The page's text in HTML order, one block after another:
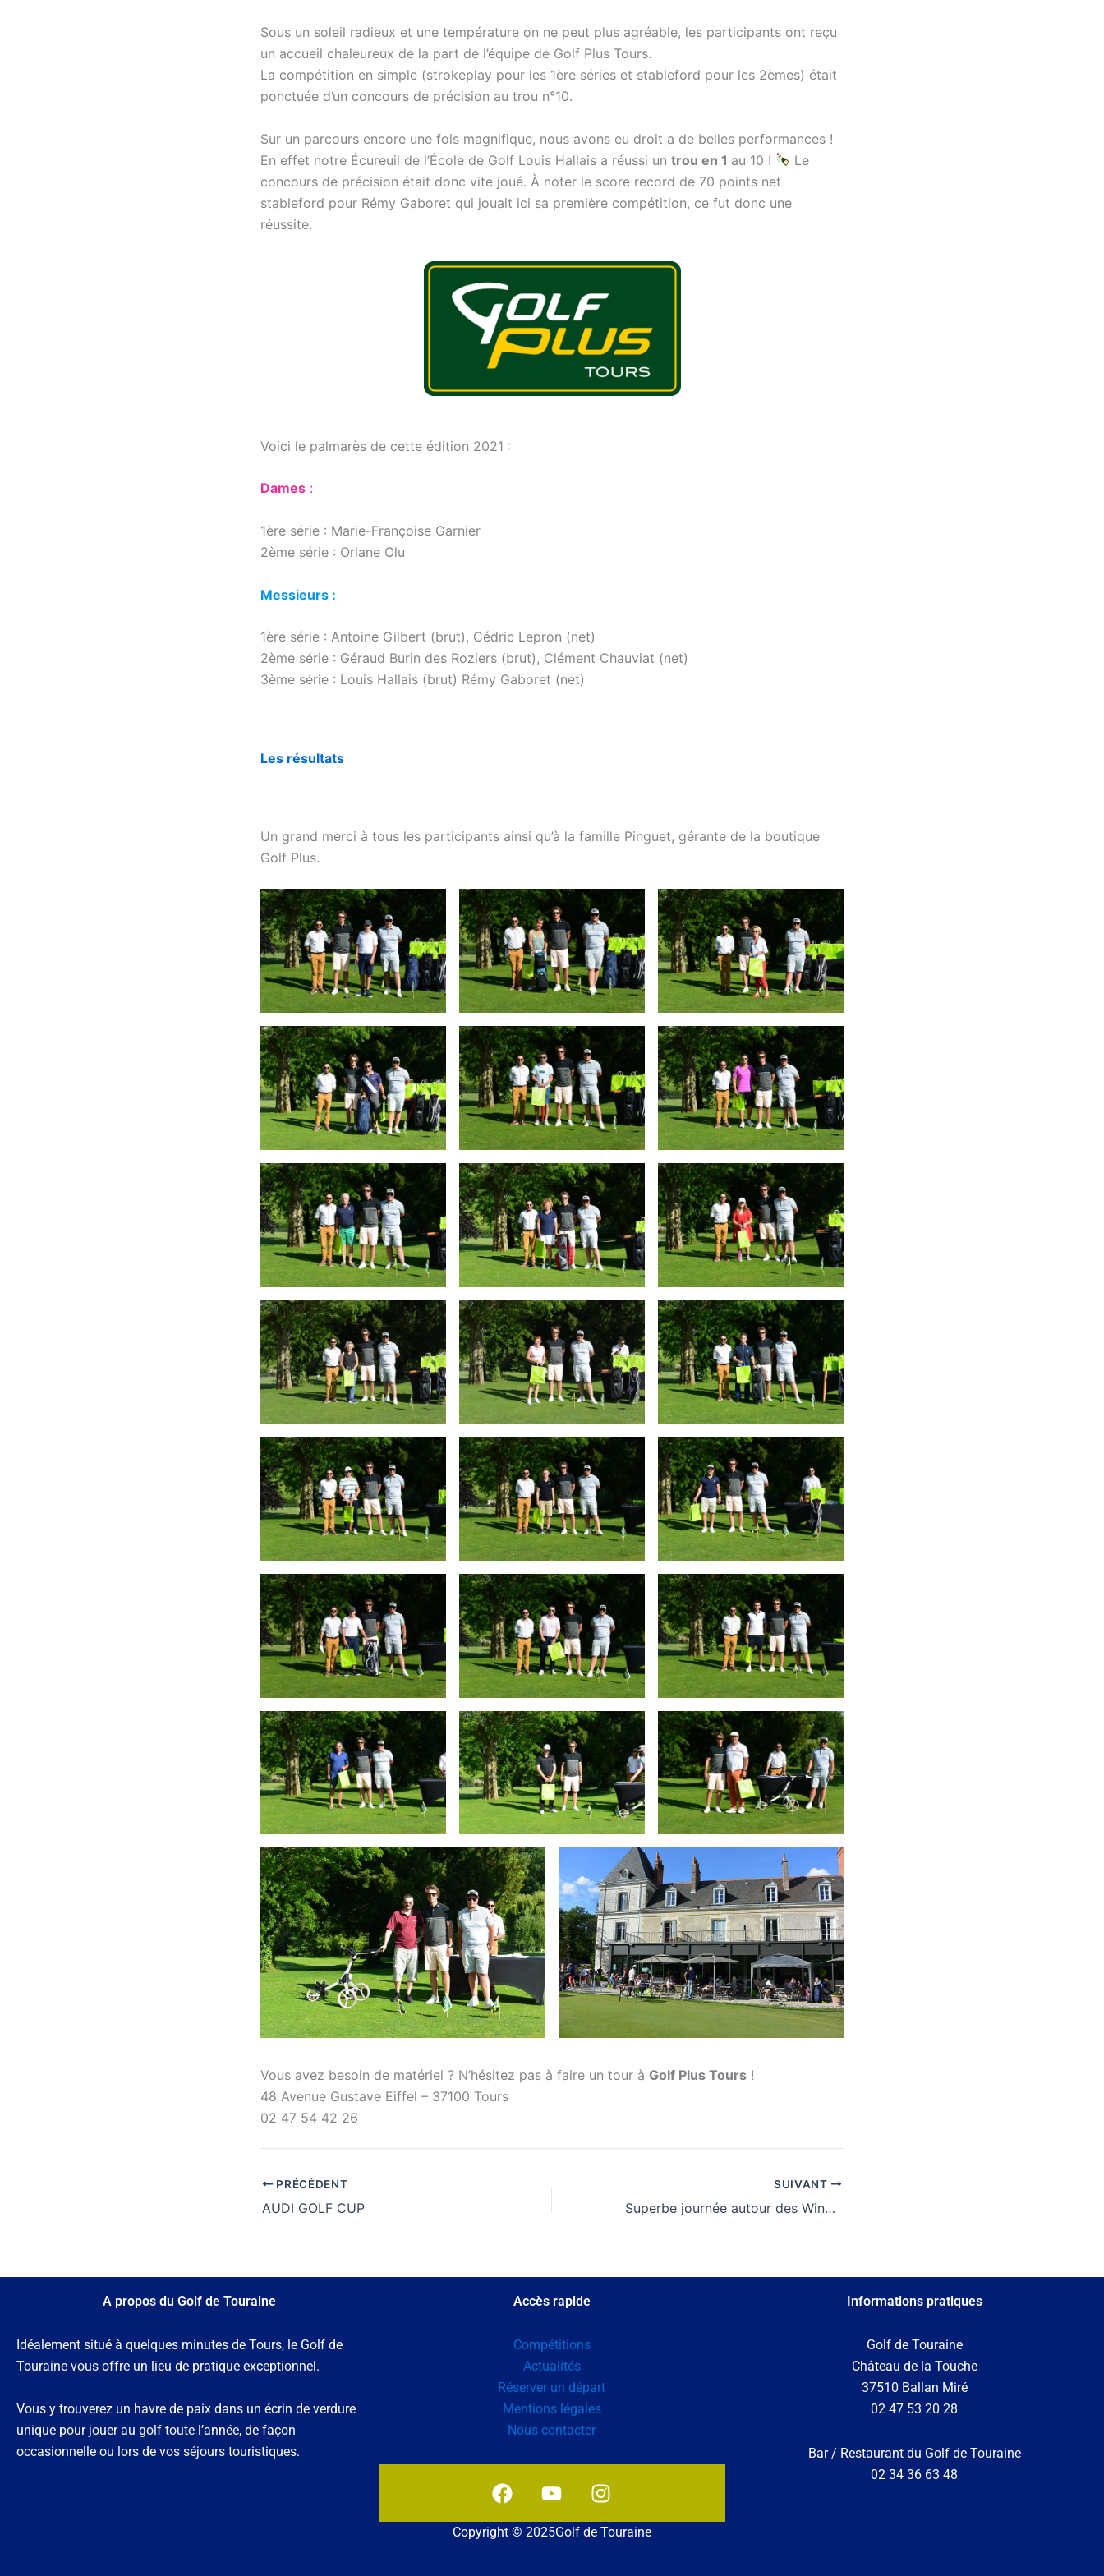
Sous un soleil radieux et une température on ne peut plus agréable, les participants ont reçu
un accueil chaleureux de la part de l’équipe de Golf Plus Tours.
La compétition en simple (strokeplay pour les 1ère séries et stableford pour les 2èmes) était
ponctuée d’un concours de précision au trou n°10.
Sur un parcours encore une fois magnifique, nous avons eu droit a de belles performances !
En effet notre Écureuil de l’École de Golf Louis Hallais a réussi un trou en 1 au 10 !
Le
concours de précision était donc vite joué. À noter le score record de 70 points net
stableford pour Rémy Gaboret qui jouait ici sa première compétition, ce fut donc une
réussite.
Voici le palmarès de cette édition 2021 :
Dames :
1ère série : Marie-Françoise Garnier
2ème série : Orlane Olu
Messieurs :
1ère série : Antoine Gilbert (brut), Cédric Lepron (net)
2ème série : Géraud Burin des Roziers (brut), Clément Chauviat (net)
3ème série : Louis Hallais (brut) Rémy Gaboret (net)
Les résultats
Un grand merci à tous les participants ainsi qu’à la famille Pinguet, gérante de la boutique
Golf Plus.
Vous avez besoin de matériel ? N’hésitez pas à faire un tour à Golf Plus Tours !
48 Avenue Gustave Eiffel – 37100 Tours
02 47 54 42 26
PRÉCÉDENT
AUDI GOLF CUP
SUIVANT
Superbe journée autour des Wineuses
A propos du Golf de Touraine
Idéalement situé à quelques minutes de Tours, le Golf de
Touraine vous offre un lieu de pratique exceptionnel.
Vous y trouverez un havre de paix dans un écrin de verdure
unique pour jouer au golf toute l’année, de façon
occasionnelle ou lors de vos séjours touristiques.
Accès rapide
Compétitions
Actualités
Réserver un départ
Mentions légales
Nous contacter
F
a
c
e
Y
o
u
t
I
n
s
t
Copyright © 2025Golf de Touraine
Informations pratiques
Golf de Touraine
Château de la Touche
37510 Ballan Miré
02 47 53 20 28
Bar / Restaurant du Golf de Touraine
02 34 36 63 48